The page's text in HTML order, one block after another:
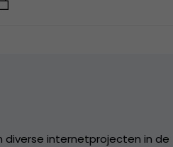
diverse internetprojecten in de